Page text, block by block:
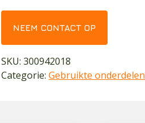
NEEM CONTACT OP
SKU:300942018
Categorie:Gebruikte onderdelen